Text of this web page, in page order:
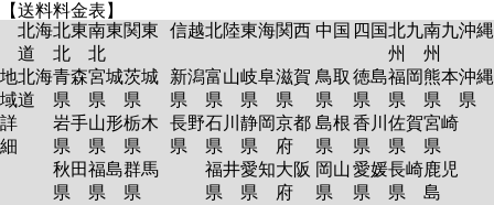
【送料料金表】
北海
道
北東
北
南東
北
関東 信越北陸東海関西 中国 四国北九
州
南九
州
沖縄
地
域
詳
細
北海
道
青森
県
岩手
県
秋田
県
宮城
県
山形
県
福島
県
茨城
県
栃木
県
群馬
県
新潟
県
長野
県
富山
県
石川
県
福井
県
岐阜
県
静岡
県
愛知
県
滋賀
県
京都
府
大阪
府
鳥取
県
島根
県
岡山
県
徳島
県
香川
県
愛媛
県
福岡
県
佐賀
県
長崎
県
熊本
県
宮崎
県
鹿児
島
沖縄
県